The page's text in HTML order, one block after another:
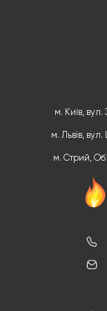
м. Київ,
м. Львів,
м. Стрий,